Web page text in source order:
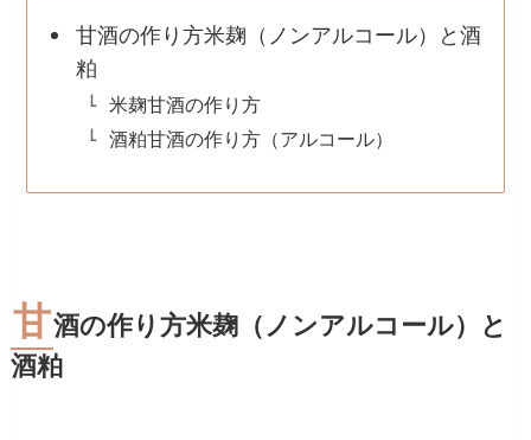
甘酒の作り方米麹（ノンアルコール）と酒
粕
米麹甘酒の作り方
酒粕甘酒の作り方（アルコール）
甘酒の作り方米麹（ノンアルコール）と
酒粕